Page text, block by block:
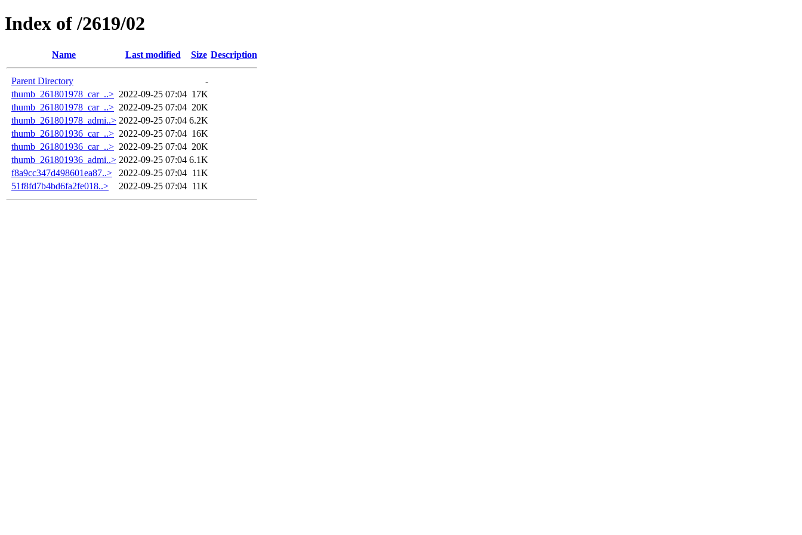
Index of /2619/02
Name Last modified Size Description
Parent Directory
-
thumb_261801978_car_..> 2022-09-25 07:04 17K
thumb_261801978_car_..> 2022-09-25 07:04 20K
thumb_261801978_admi..> 2022-09-25 07:04 6.2K
thumb_261801936_car_..> 2022-09-25 07:04 16K
thumb_261801936_car_..> 2022-09-25 07:04 20K
thumb_261801936_admi..> 2022-09-25 07:04 6.1K
f8a9cc347d498601ea87..>
2022-09-25 07:04 11K
51f8fd7b4bd6fa2fe018..>
2022-09-25 07:04 11K